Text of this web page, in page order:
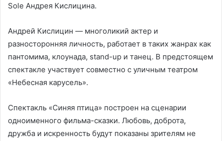
Sole Андрея Кислицина.
Андрей Кислицин — многоликий актер и
разносторонняя личность, работает в таких жанрах как
пантомима, клоунада, stand-up и танец. В предстоящем
спектакле участвует совместно с уличным театром
«Небесная карусель».
Спектакль «Синяя птица» построен на сценарии
одноименного фильма-сказки. Любовь, доброта,
дружба и искренность будут показаны зрителям не